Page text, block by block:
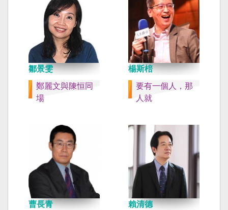
鄒景雯
鄭麗文與陳恒同
場
楊斯棓
要有一個人，那
人就
曹長青
賴清德